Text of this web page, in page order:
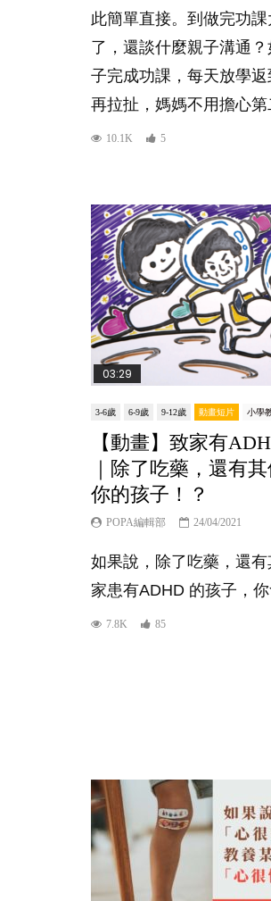
此簡單直接。到做完功
了，還談什麼親子溝通
子完成功課，每天放學
再拉扯，媽媽不用擔心第
10.1K 5
03:29
3-6歲 6-9歲 9-12歲 動畫短片 小學
【動畫】致家有
｜除了吃藥，還有
你的孩子！？
POPA編輯部 24/04/2021
如果說，除了吃藥，還
家患有ADHD 的孩子，
7.8K 85